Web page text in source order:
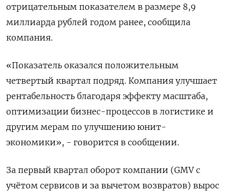
отрицательным показателем в размере 8,9
миллиарда рублей годом ранее, сообщила
компания.
«Показатель оказался положительным
четвертый квартал подряд. Компания улучшает
рентабельность благодаря эффекту масштаба,
оптимизации бизнес-процессов в логистике и
другим мерам по улучшению юнит-
экономики», - говорится в сообщении.
За первый квартал оборот компании (GMV с
учётом сервисов и за вычетом возвратов) вырос